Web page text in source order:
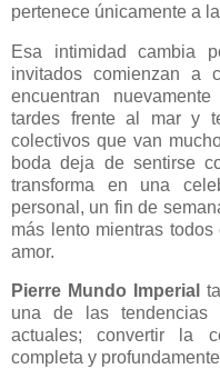
pertenece únicamente a
Esa intimidad cambia
invitados comienzan a
encuentran
tardes frente al mar y
colectivos que van
boda deja de sentirse
transforma en una
personal, un fin de
más lento mientras
amor.
Pierre Mundo Imperial
una de las tendencias
actuales; convertir la
completa y